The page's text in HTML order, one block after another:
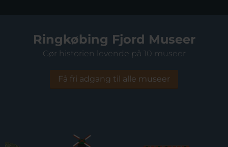
Ringkøbing Fjord Museer
Gør historien levende på 10 museer
Få fri adgang til alle museer